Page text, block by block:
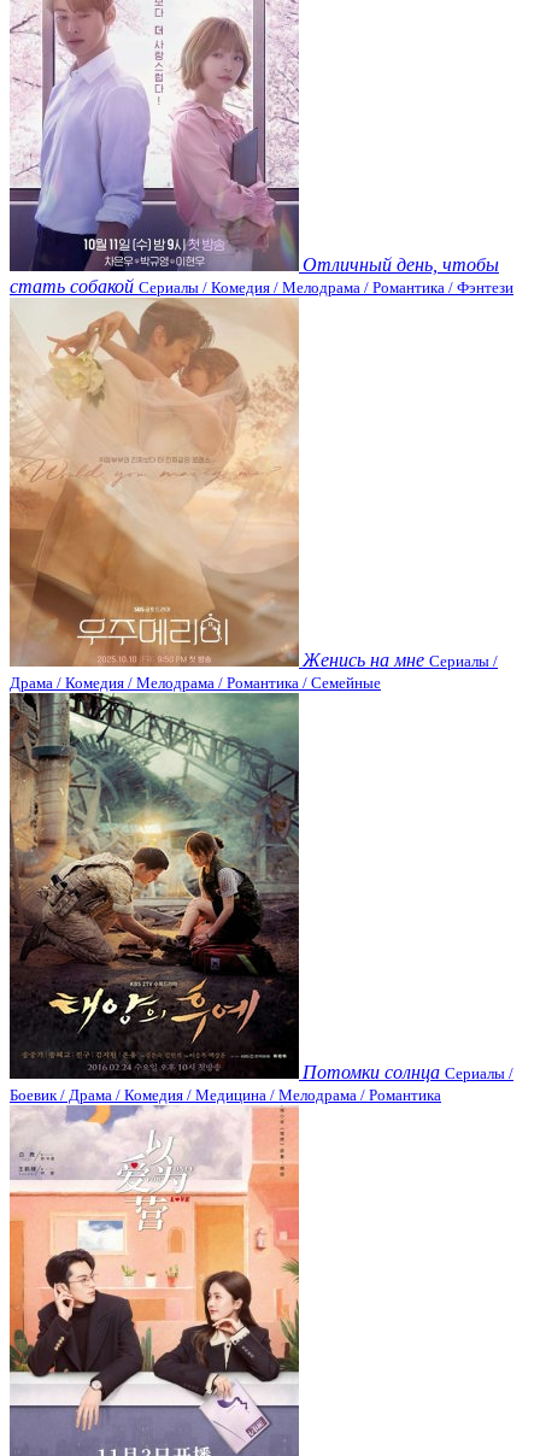
Отличный день, чтобы
стать собакой Сериалы / Комедия / Мелодрама / Романтика / Фэнтези
Женись на мне Сериалы /
Драма / Комедия / Мелодрама / Романтика / Семейные
Потомки солнца Сериалы /
Боевик / Драма / Комедия / Медицина / Мелодрама / Романтика